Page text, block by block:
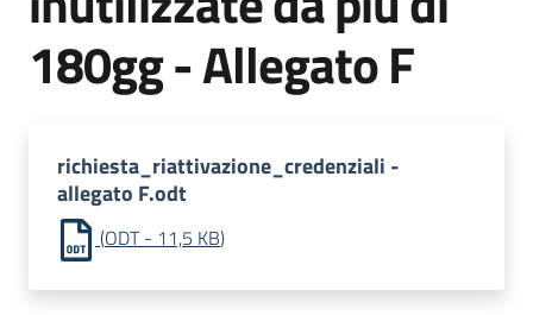
bandi
Piani
Agricoltura
180gg - Allegato F
richiesta_riattivazione_credenziali -
allegato F.odt
(ODT- 11,5 KB)